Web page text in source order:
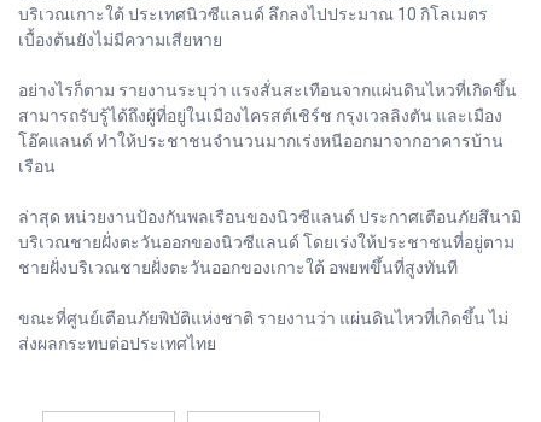
บริเวณเกาะใต้ ประเทศนิวซีแลนด์ ลึกลงไปประมาณ 10 กิโลเมตร
เบื้องต้นยังไม่มีความเสียหาย
อย่างไรก็ตาม รายงานระบุว่า แรงสั่นสะเทือนจากแผ่นดินไหวที่เกิดขึ้น
สามารถรับรู้ได้ถึงผู้ที่อยู่ในเมืองไครสต์เชิร์ช กรุงเวลลิงตัน และเมือง
โอ๊คแลนด์ ทำให้ประชาชนจำนวนมากเร่งหนีออกมาจากอาคารบ้าน
เรือน
ล่าสุด หน่วยงานป้องกันพลเรือนของนิวซีแลนด์ ประกาศเตือนภัยสึนามิ
บริเวณชายฝั่งตะวันออกของนิวซีแลนด์ โดยเร่งให้ประชาชนที่อยู่ตาม
ชายฝั่งบริเวณชายฝั่งตะวันออกของเกาะใต้ อพยพขึ้นที่สูงทันที
ขณะที่ศูนย์เตือนภัยพิบัติแห่งชาติ รายงานว่า แผ่นดินไหวที่เกิดขึ้น ไม่
ส่งผลกระทบต่อประเทศไทย